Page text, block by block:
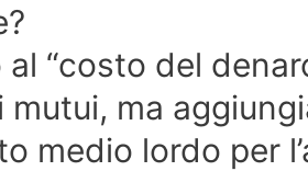
“costo del
ma
medio lordo per